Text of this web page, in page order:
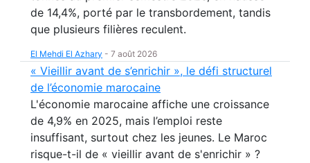
de 14,4%, porté par le transbordement, tandis
que plusieurs filières reculent.
El Mehdi El Azhary - 7 août 2026
« Vieillir avant de s’enrichir », le défi structurel
de l’économie marocaine
L'économie marocaine affiche une croissance
de 4,9% en 2025, mais l’emploi reste
insuffisant, surtout chez les jeunes. Le Maroc
risque-t-il de « vieillir avant de s'enrichir » ?